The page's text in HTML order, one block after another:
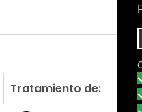
Tratamiento de: